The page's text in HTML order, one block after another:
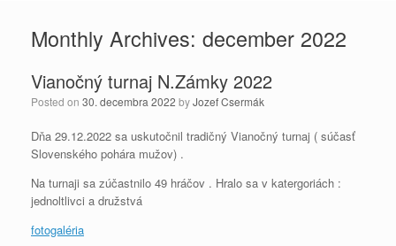
Monthly Archives: december 2022
Vianočný turnaj N.Zámky 2022
Posted on 30. decembra 2022 byJozef Csermák
Dňa 29.12.2022 sa uskutočnil tradičný Vianočný turnaj ( súčasť
Slovenského pohára mužov) .
Na turnaji sa zúčastnilo 49 hráčov . Hralo sa v katergoriách :
jednoltlivci a družstvá
fotogaléria